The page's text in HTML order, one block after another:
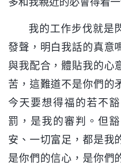
我的工作步伐就是
發聲，明白我話的真意
與我配合，體貼我的心
苦，這難道不是你們的
今天要想得福的若不
罰，是我的審判。但
安、一切富足，都是我
是你們的信心，是你們